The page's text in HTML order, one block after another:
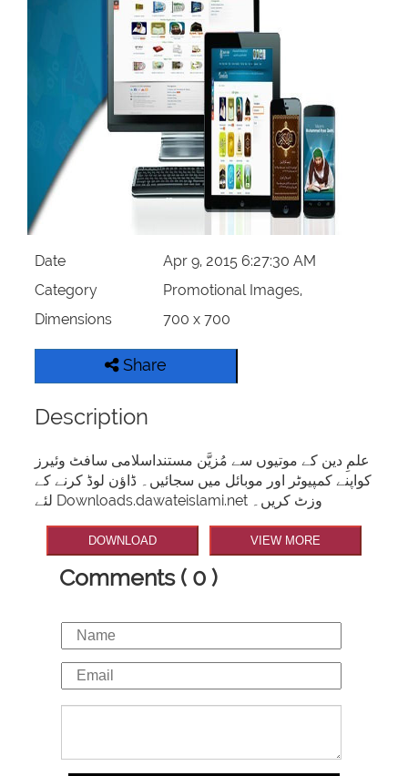
Date
Apr 9, 2015 6:27:30 AM
Category
Promotional Images,
Dimensions
700 x 700
Share
Description
علمِ دین کے موتیوں سے مُزیَّن مستنداسلامی سافٹ وئیرز
کواپنے کمپیوٹر اور موبائل میں سجائیں۔ ڈاؤن لوڈ کرنے کے
لئے Downloads.dawateislami.net وزٹ کریں۔
DOWNLOAD VIEW MORE
Comments ( 0 )